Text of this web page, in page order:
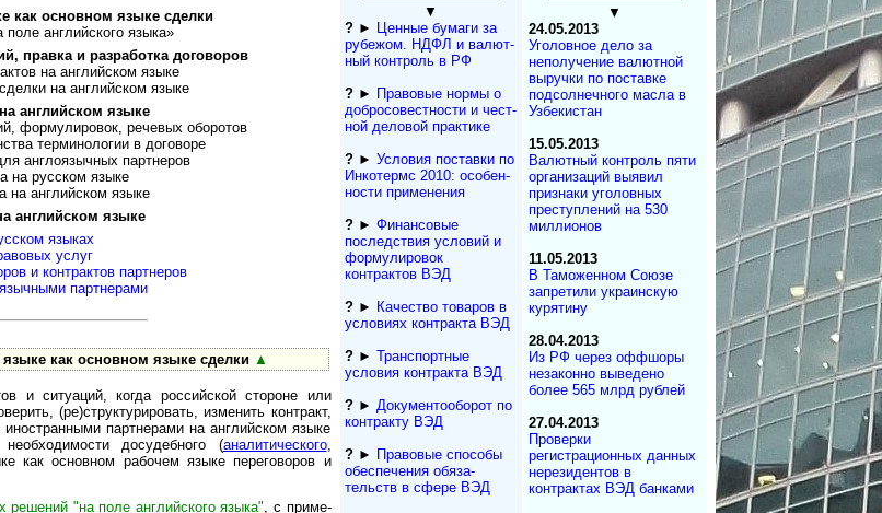
как ос­нов­ном язы­ке сделки
анг­лийс­кого языка»
правка и раз­ра­ботка дого­воров
на анг­лий­ском языке
на анг­лий­ском языке
анг­лий­ском языке
форму­ли­ро­вок, рече­вых обо­ротов
терми­но­ло­гии в дого­воре
англо­языч­ных парт­неров
на рус­ском языке
на анг­лий­ском языке
анг­лий­ском языке
языках
ус­луг
и конт­рактов парт­неров
парт­нерами
как основном языке сделки ▲
и ситуаций, когда российской стороне или
(ре)структурировать, изменить контракт,
партнерами на английском языке
досудебного (ана­ли­ти­чес­ко­го,
как основном рабочем языке переговоров и
"на поле английского языка", с при­ме­
▼
?► Ценные бумаги за
рубежом. НДФЛ и ва­лют­
ный кон­т­роль в РФ
?► Правовые нормы о
добросовестности и чест­
ной деловой практике
?► Условия поставки по
Инкотермс 2010: осо­бен­
нос­ти применения
?► Финансовые
последствия условий и
формулировок
контрактов ВЭД
?► Качество товаров в
условиях контракта ВЭД
?► Транспортные
условия контракта ВЭД
?► Документооборот по
контракту ВЭД
?► Правовые способы
обеспечения обяза­
тельств в сфере ВЭД
▼
24.05.2013
Уголовное дело за
неполучение валютной
выручки по поставке
подсолнечного масла в
Узбекистан
15.05.2013
Валютный контроль пяти
организаций выявил
признаки уголовных
преступлений на 530
миллионов
11.05.2013
В Таможенном Союзе
запретили украинскую
курятину
28.04.2013
Из РФ через оффшоры
незаконно выведено
более 565 млрд рублей
27.04.2013
Проверки
регистрационных данных
нерезидентов в
контрактах ВЭД банками